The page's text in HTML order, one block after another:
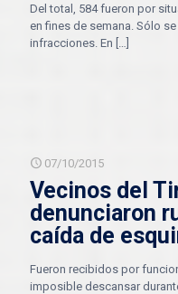
Del total, 584 fueron por
en fines de semana. Sólo
infracciones. En
07/10/2015
Vecinos del
denunciaron
caída de
Fueron recibidos por
imposible descansar